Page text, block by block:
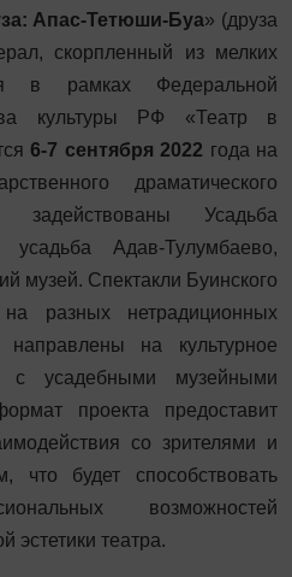
Апас-Тетюши-Буа» (друза
скорпленный из мелких
в рамках Федеральной
культуры РФ «Театр в
6-7 сентября 2022 года на
драматического
Усадьба
Адав-Тулумбаево,
музей. Спектакли Буинского
разных нетрадиционных
направлены на культурное
с усадебными музейными
проекта предоставит
со зрителями и
что будет способствовать
возможностей
эстетики театра.